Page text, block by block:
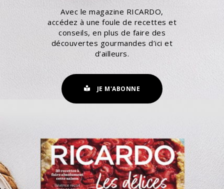
Avec le magazine RICARDO,
accédez à une foule de recettes et
conseils, en plus de faire des
découvertes gourmandes d’ici et
d’ailleurs.
JE M'ABONNE